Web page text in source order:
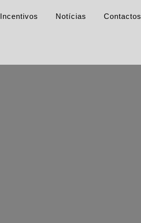
Incentivos Notícias Contactos